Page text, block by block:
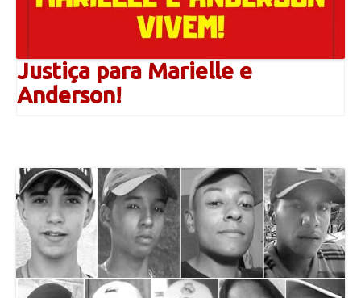
Justiça para Marielle e
Anderson!